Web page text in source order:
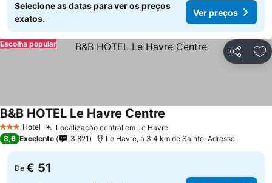
Selecione as datas para ver os preços
exatos.
Ver preços
Partilhar
Escolha popular
3 EstrelasHotel Localização central em Le HavreVer preços
B&B HOTEL Le Havre Centre
8,6 Excelente 3.821 Le Havre, a 3.4 km de Sainte-Adresse
De € 51